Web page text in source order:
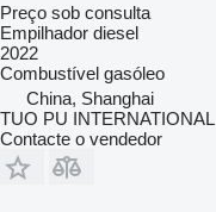
Preço sob consulta
Empilhador diesel
2022
Combustível gasóleo
China, Shanghai
TUO PU
Contacte o vendedor